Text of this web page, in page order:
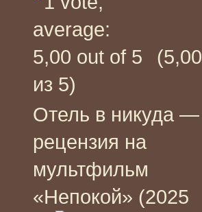
(5,00
из 5)
Отель в никуда —
рецензия на
мультфильм
«Непокой» (2025